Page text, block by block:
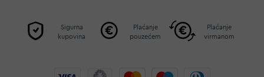
Sigurna
kupovina
Plaćanje
pouzećem
Plaćanje
virmanom